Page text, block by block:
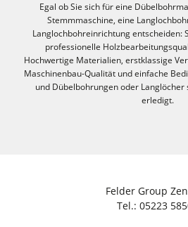
Egal ob Sie sich für eine
Stemmmaschine, eine
Langlochbohreinrichtung entscheiden:
professionelle
Hochwertige Materialien, erstklassige
Maschinenbau-Qualität und einfache
und Dübelbohrungen oder Langlöcher
erledigt.
Felder Group
Tel.: 05223